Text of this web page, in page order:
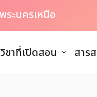
ระนครเหนือ
ชาที่เปิดสอน สาร